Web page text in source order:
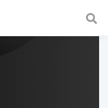
a fast and